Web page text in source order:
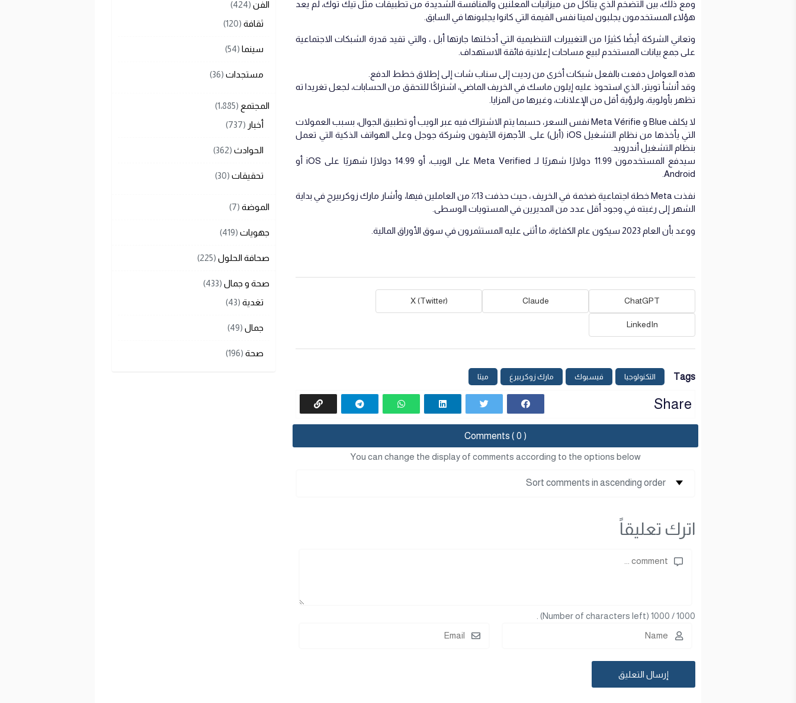
ومع ذلك، بين التضخم الذي يتآكل من ميزانيات المعلنين والمنافسة الشديدة من تطبيقات مثل تيك توك، لم يعد
هؤلاء المستخدمون يجلبون لميتا نفس القيمة التي كانوا يجلبونها في السابق.
وتعاني الشركة أيضًا كثيرًا من التغييرات التنظيمية التي أدخلتها جارتها أبل ، والتي تقيد قدرة الشبكات الاجتماعية
على جمع بيانات المستخدم لبيع مساحات إعلانية فائقة الاستهداف.
هذه العوامل دفعت بالفعل شبكات أخرى من رديت إلى سناب شات إلى إطلاق خطط الدفع.
وقد أنشأ تويتر، الذي استحوذ عليه إيلون ماسك في الخريف الماضي، اشتراكًا للتحقق من الحسابات، لجعل تغريدا ته
تظهر بأولوية، ولرؤية أقل من الإعلانات، وغيرها من المزايا.
لا يكلف Blue و Meta Vérifie نفس السعر، حسبما يتم الاشتراك فيه عبر الويب أو تطبيق الجوال، بسبب العمولات
التي يأخذها من نظام التشغيل iOS (أبل) على. الأجهزة الآيفون وشركة جوجل وعلى الهواتف الذكية التي تعمل
بنظام التشغيل أندرويد.
سيدفع المستخدمون 11.99 دولارًا شهريًا لـ Meta Verified على الويب، أو 14.99 دولارًا شهريًا على iOS أو
Android.
نفذت Meta خطة اجتماعية ضخمة في الخريف ، حيث حذفت 13٪ من العاملين فيها، وأشار مارك زوكربيرج في بداية
الشهر إلى رغبته في وجود أقل عدد من المديرين في المستويات الوسطى.
ووعد بأن العام 2023 سيكون عام الكفاءة، ما أثنى عليه المستثمرون في سوق الأوراق المالية.
ChatGPT
Claude
X (Twitter)
LinkedIn
Tags التكنولوجيا فيسبوك مارك زوكربيرغ ميتا
Share
Comments ( 0 )
You can change the display of comments according to the options below
اترك تعليقاً
1000
/
1000
(Number of characters left) .
الفن (424)
ثقافة (120)
سينما (54)
مستجدات (36)
المجتمع (1٬885)
أخبار (737)
الحوادث (362)
تحقيقات (30)
الموضة (7)
جهويات (419)
صحافة الحلول (225)
صحة و جمال (433)
تغدية (43)
جمال (49)
صحة (196)